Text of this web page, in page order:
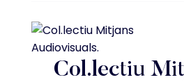
Col.lectiu